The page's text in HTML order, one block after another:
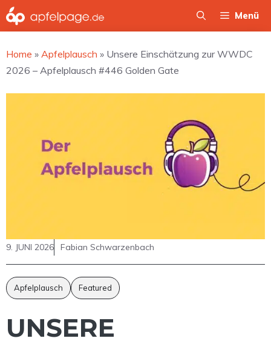
Zum
Inhalt
Menü
Home » Apfelplausch » Unsere Einschätzung zur WWDC
2026 – Apfelplausch #446 Golden Gate
9. JUNI 2026 Fabian Schwarzenbach
Apfelplausch Featured
UNSERE